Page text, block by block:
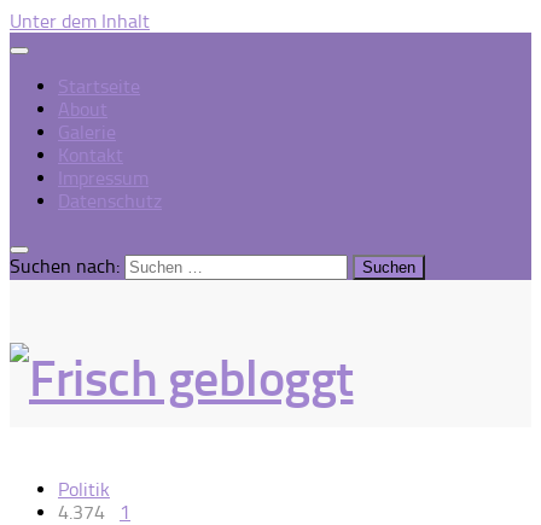
Unter dem Inhalt
Startseite
About
Galerie
Kontakt
Impressum
Datenschutz
Suchen nach:
Politik
4.374
1